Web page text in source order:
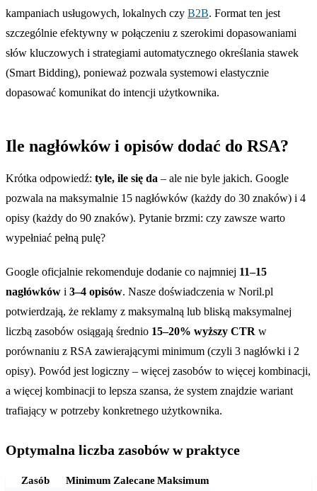
kampaniach usługowych, lokalnych czy B2B. Format ten jest
szczególnie efektywny w połączeniu z szerokimi dopasowaniami
słów kluczowych i strategiami automatycznego określania stawek
(Smart Bidding), ponieważ pozwala systemowi elastycznie
dopasować komunikat do intencji użytkownika.
Ile nagłówków i opisów dodać do RSA?
Krótka odpowiedź: tyle, ile się da – ale nie byle jakich. Google
pozwala na maksymalnie 15 nagłówków (każdy do 30 znaków) i 4
opisy (każdy do 90 znaków). Pytanie brzmi: czy zawsze warto
wypełniać pełną pulę?
Google oficjalnie rekomenduje dodanie co najmniej 11–15
nagłówków i 3–4 opisów. Nasze doświadczenia w Noril.pl
potwierdzają, że reklamy z maksymalną lub bliską maksymalnej
liczbą zasobów osiągają średnio 15–20% wyższy CTR w
porównaniu z RSA zawierającymi minimum (czyli 3 nagłówki i 2
opisy). Powód jest logiczny – więcej zasobów to więcej kombinacji,
a więcej kombinacji to lepsza szansa, że system znajdzie wariant
trafiający w potrzeby konkretnego użytkownika.
Optymalna liczba zasobów w praktyce
Zasób Minimum ZalecaneMaksimum